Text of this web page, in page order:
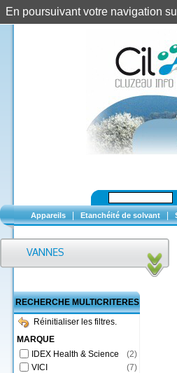
Appareils Etanchéité de solvant
RECHERCHE MULTICRITERES
Réinitialiser les filtres.
MARQUE
IDEX Health & Science
(2)
VICI
(7)
En poursuivant votre navigation